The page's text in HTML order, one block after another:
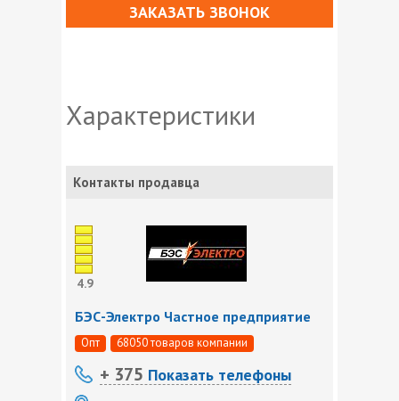
ЗАКАЗАТЬ ЗВОНОК
Характеристики
Контакты продавца
4.9
БЭС-Электро Частное предприятие
Опт 68050 товаров компании
+ 375 Показать телефоны